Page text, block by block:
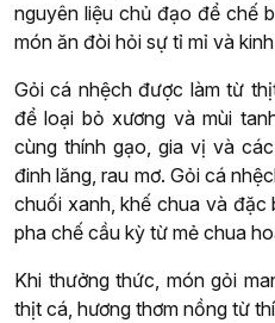
nguyên liệu chủ đạo để chế
món ăn đòi hỏi sự tỉ mỉ và
Gỏi cá nhệch được làm từ
để loại bỏ xương và mùi
cùng thính gạo, gia vị và
đinh lăng, rau mơ. Gỏi cá
chuối xanh, khế chua và
pha chế cầu kỳ từ mẻ chua
Khi thưởng thức, món gỏi
thịt cá, hương thơm nồng từ